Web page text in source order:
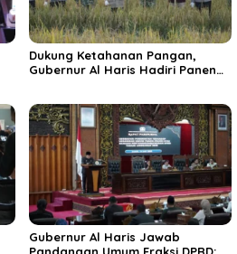
Dukung Ketahanan Pangan,
Gubernur Al Haris Hadiri Panen
Gubernur Al Haris Jawab
Pandangan Umum Fraksi DPRD: